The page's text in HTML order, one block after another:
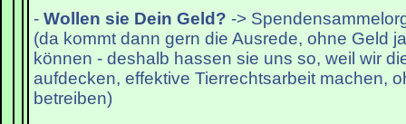
- Wollen sie Dein Geld? ->
(da kommt dann gern die Ausrede, ohne Geld
können - deshalb hassen sie uns so, weil wir
aufdecken, effektive Tierrechtsarbeit machen,
betreiben)